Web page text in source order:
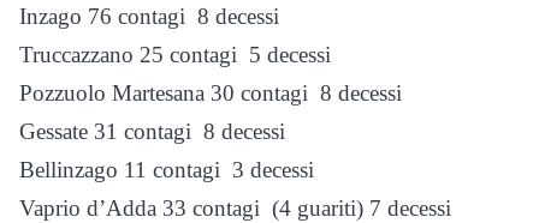
Inzago 76 contagi 8 decessi
Truccazzano 25 contagi 5 decessi
Pozzuolo Martesana 30 contagi 8 decessi
Gessate 31 contagi 8 decessi
Bellinzago 11 contagi 3 decessi
Vaprio d’Adda 33 contagi (4 guariti) 7 decessi